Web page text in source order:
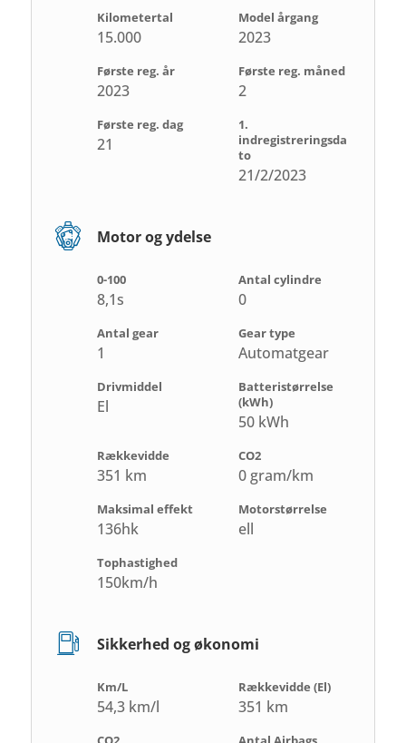
Kilometertal
15.000
Model årgang
2023
Første reg. år
2023
Første reg. måned
2
Første reg. dag
21
1.
indregistreringsda
to
21/2/2023
Motor og ydelse
0-100
8,1s
Antal cylindre
0
Antal gear
1
Gear type
Automatgear
Drivmiddel
El
Batteristørrelse
(kWh)
50 kWh
Rækkevidde
351 km
CO2
0 gram/km
Maksimal effekt
136hk
Motorstørrelse
ell
Tophastighed
150km/h
Sikkerhed og økonomi
Km/L
54,3 km/l
Rækkevidde (El)
351 km